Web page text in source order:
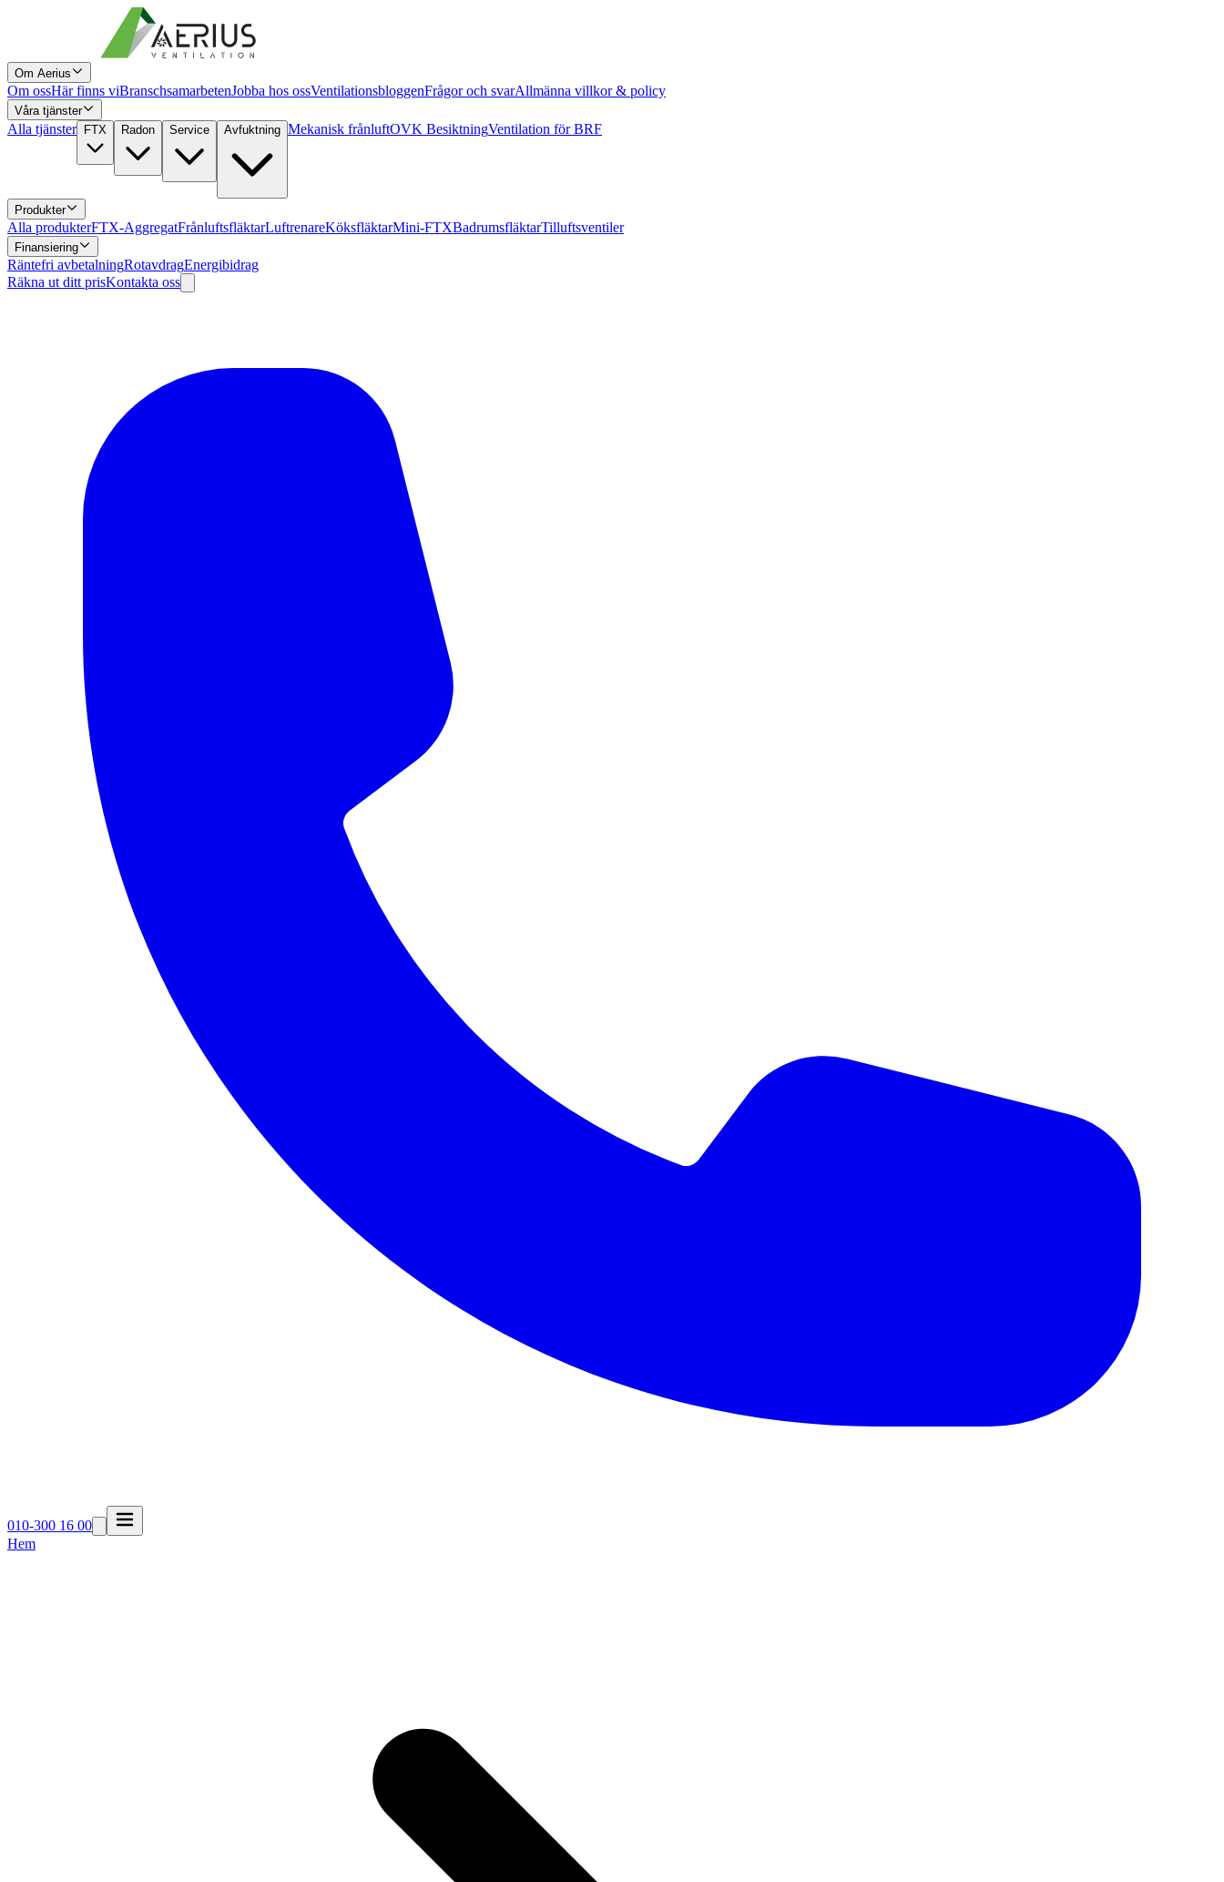
Om Aerius
Om ossHär finns viBranschsamarbetenJobba hos ossVentilationsbloggenFrågor och svarAllmänna villkor & policy
Våra tjänster
Alla tjänster FTX Radon Service Avfuktning Mekanisk frånluftOVK BesiktningVentilation för BRF
Produkter
Alla produkterFTX-AggregatFrånluftsfläktarLuftrenareKöksfläktarMini-FTXBadrumsfläktarTilluftsventiler
Finansiering
Räntefri avbetalningRotavdragEnergibidrag
Räkna ut ditt prisKontakta oss
010-300 16 00
Hem